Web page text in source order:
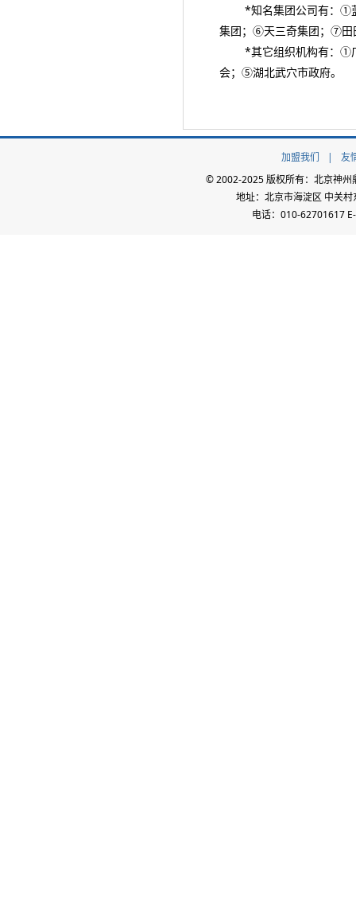
*知名集团公司有：①蓝
集团；⑥天三奇集团；⑦田
*其它组织机构有：①广
会；⑤湖北武穴市政府。
加盟我们 |
友
© 2002-2025 版权所有：北京神
地址：北京市海淀区 中关
电话：010-62701617